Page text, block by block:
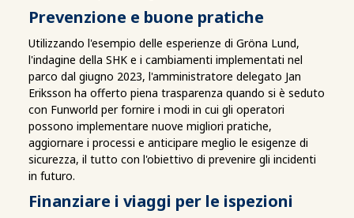
Prevenzione e buone pratiche
Utilizzando l'esempio delle esperienze di Gröna Lund,
l'indagine della SHK e i cambiamenti implementati nel
parco dal giugno 2023, l'amministratore delegato Jan
Eriksson ha offerto piena trasparenza quando si è seduto
con Funworld per fornire i modi in cui gli operatori
possono implementare nuove migliori pratiche,
aggiornare i processi e anticipare meglio le esigenze di
sicurezza, il tutto con l'obiettivo di prevenire gli incidenti
in futuro.
Finanziare i viaggi per le ispezioni